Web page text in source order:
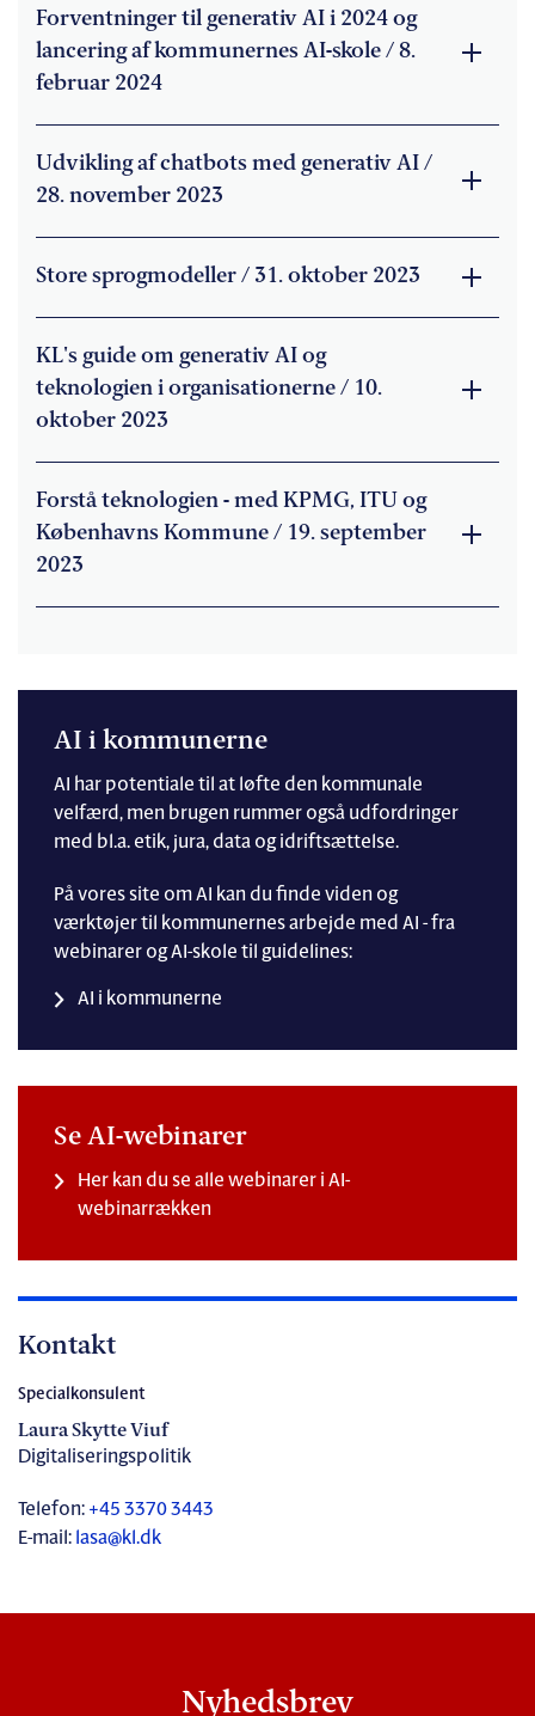
Forventninger til generativ AI i 2024 og
lancering af kommunernes AI-skole / 8.
februar 2024
Udvikling af chatbots med generativ AI /
28. november 2023
Store sprogmodeller / 31. oktober 2023
KL's guide om generativ AI og
teknologien i organisationerne / 10.
oktober 2023
Forstå teknologien - med KPMG, ITU og
Københavns Kommune / 19. september
2023
AI i kommunerne
AI har potentiale til at løfte den kommunale
velfærd, men brugen rummer også udfordringer
med bl.a. etik, jura, data og idriftsættelse.
På vores site om AI kan du finde viden og
værktøjer til kommunernes arbejde med AI - fra
webinarer og AI-skole til guidelines:
AI i kommunerne
Se AI-webinarer
Her kan du se alle webinarer i AI-
webinarrækken
Kontakt
Specialkonsulent
Laura Skytte Viuf
Digitaliseringspolitik
Telefon: +45 3370 3443
E-mail: lasa@kl.dk
Nyhedsbrev